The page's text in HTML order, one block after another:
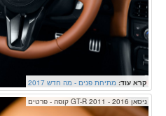
קרא עוד: מתיחת פנים - מה חדש 2017
ניסאן GT-R 2011 - 2016 קופה - פרטים